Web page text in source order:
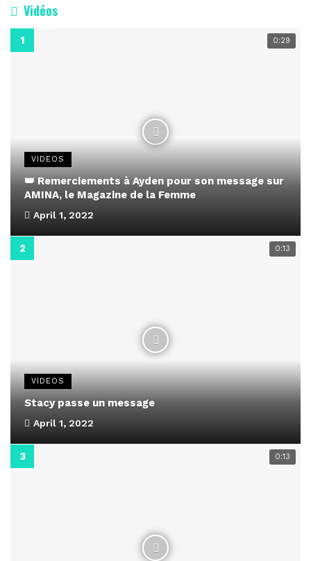
Vidéos
0:29
VIDEOS
👑 Remerciements à Ayden pour son message sur
AMINA, le Magazine de la Femme
April 1, 2022
0:13
VIDEOS
Stacy passe un message
April 1, 2022
0:13